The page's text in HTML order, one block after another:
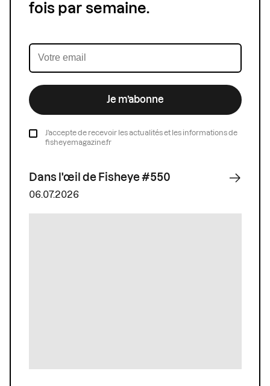
fois par semaine.
Je m’abonne
J’accepte de recevoir les actualités et les informations de
fisheyemagazine.fr
Dans l'œil de Fisheye #550
06.07.2026